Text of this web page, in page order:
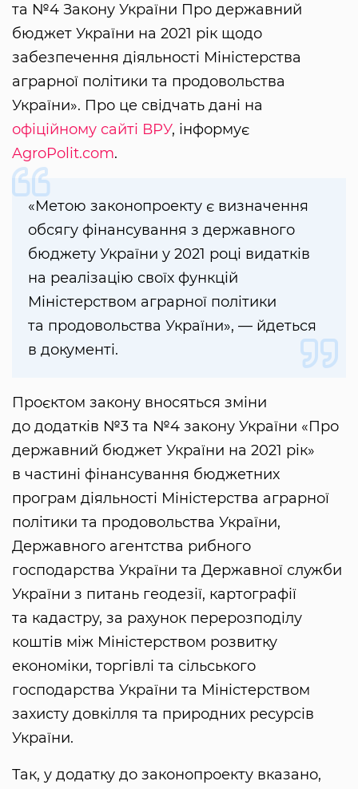
та №4 Закону України Про державний
бюджет України на 2021 рік щодо
забезпечення діяльності Міністерства
аграрної політики та продовольства
України». Про це свідчать дані на
офіційному сайті ВРУ, інформує
AgroPolit.com.
«Метою законопроекту є визначення
обсягу фінансування з державного
бюджету України у 2021 році видатків
на реалізацію своїх функцій
Міністерством аграрної політики
та продовольства України», — йдеться
в документі.
Проєктом закону вносяться зміни
до додатків №3 та №4 закону України «Про
державний бюджет України на 2021 рік»
в частині фінансування бюджетних
програм діяльності Міністерства аграрної
політики та продовольства України,
Державного агентства рибного
господарства України та Державної служби
України з питань геодезії, картографії
та кадастру, за рахунок перерозподілу
коштів між Міністерством розвитку
економіки, торгівлі та сільського
господарства України та Міністерством
захисту довкілля та природних ресурсів
України.
Так, у додатку до законопроекту вказано,